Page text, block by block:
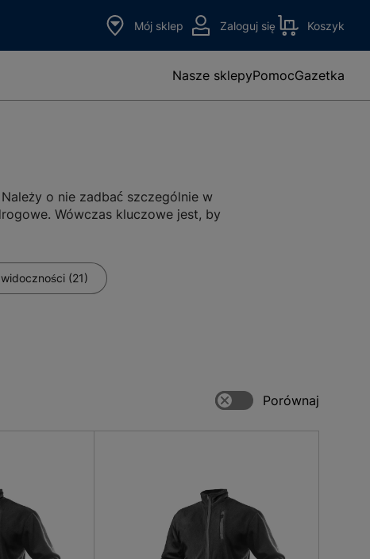
Mój sklep Zaloguj się Koszyk
Nasze sklepyPomocGazetka
o nie zadbać szczególnie w
Wówczas kluczowe jest, by
neonowekoszule i t-shirty, bluzy,
zapewniające wyższy
własnego bezpieczeństwa
w torbie czy plecaku.
(21)